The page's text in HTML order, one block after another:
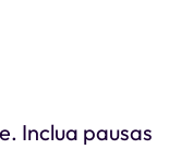
Inclua pausas